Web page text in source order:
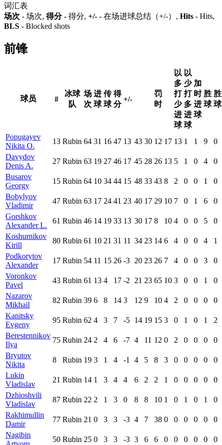
词汇表
场次 - 场次, 得分- 得分, +/- - 在场进球总结（+/-）, Hits - Hits,
BLS - Blocked shots
前锋
球员 #
冰球
队
场
次
进
球
传
球
得
分
+/-
罚
时
以
多
打
少
进
球
以
少
打
多
进
球
加
时
进
球
胜
球
胜
球
Popugayev
Nikita O.
13 Rubin 64 31 16 47 13 43 30 12 17 13 1 1 9
0
Davydov
Denis A.
27 Rubin 63 19 27 46 17 45 28 26 13 5 1 0 4
0
Busarov
Georgy
15 Rubin 64 10 34 44 15 48 33 43 8 2 0 0 1
0
Bobylyov
Vladimir
47 Rubin 63 17 24 41 23 40 17 29 10 7 0 1 6
0
Gorshkov
Alexander L.
61 Rubin 46 14 19 33 13 30 17 8 10 4 0 0 5
0
Koshurnikov
Kirill
80 Rubin 61 10 21 31 11 34 23 14 6 4 0 0 4
1
Podkorytov
Alexander
17 Rubin 54 11 15 26 -3 20 23 26 7 4 0 0 3
0
Voronkov
Pavel
43 Rubin 61 13 4 17 -2 21 23 65 10 3 0 0 1
0
Nazarov
Mikhail
82 Rubin 39 6 8 14 3 12 9 10 4 2 0 0 0
0
Kanitsky
Evgeny
95 Rubin 62 4 3 7 -5 14 19 15 3 0 1 0 1
2
Berestennikov
Ilya
75 Rubin 24 2 4 6 -7 4 11 12 0 2 0 0 0
0
Bryutov
Nikita
8 Rubin 19 3 1 4 -1 4 5 8 3 0 0 0 0
0
Lukin
Vladislav
21 Rubin 14 1 3 4 4 6 2 2 1 0 0 0 0
0
Dzhioshvili
Vladislav
87 Rubin 22 2 1 3 0 8 8 10 1 0 1 0 1
0
Rakhimullin
Damir
77 Rubin 21 0 3 3 -3 4 7 38 0 0 0 0 0
0
Nagibin
50 Rubin 25 0 3 3 -3 3 6 6 0 0 0 0 0 0